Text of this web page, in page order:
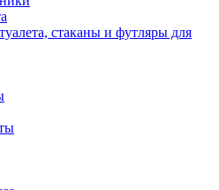
стаканы и футляры для